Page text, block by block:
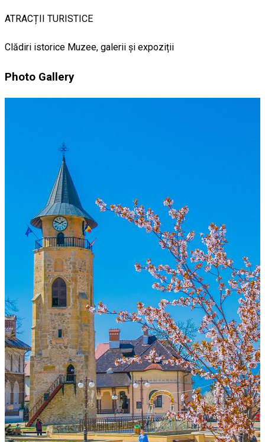
ATRACȚII TURISTICE
Clădiri istorice Muzee, galerii și expoziții
Photo Gallery